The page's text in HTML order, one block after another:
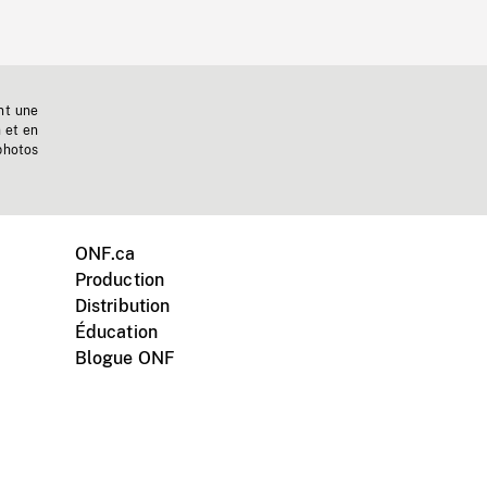
une
et en
ONF.ca
Production
Distribution
Éducation
Blogue ONF